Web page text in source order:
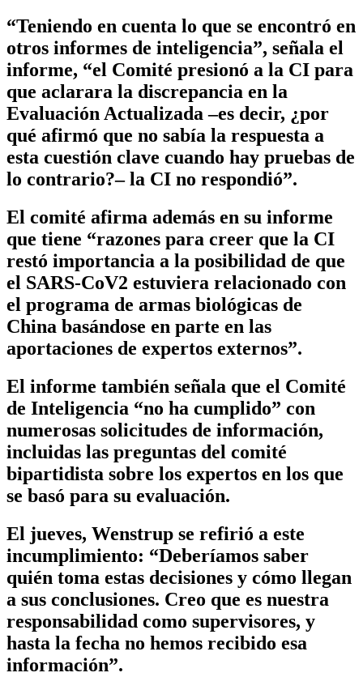
“Teniendo en cuenta lo que se encontró en
otros informes de inteligencia”, señala el
informe, “el Comité presionó a la CI para
que aclarara la discrepancia en la
Evaluación Actualizada –es decir, ¿por
qué afirmó que no sabía la respuesta a
esta cuestión clave cuando hay pruebas de
lo contrario?– la CI no respondió”.
El comité afirma además en su informe
que tiene “razones para creer que la CI
restó importancia a la posibilidad de que
el SARS-CoV2 estuviera relacionado con
el programa de armas biológicas de
China basándose en parte en las
aportaciones de expertos externos”.
El informe también señala que el Comité
de Inteligencia “no ha cumplido” con
numerosas solicitudes de información,
incluidas las preguntas del comité
bipartidista sobre los expertos en los que
se basó para su evaluación.
El jueves, Wenstrup se refirió a este
incumplimiento: “Deberíamos saber
quién toma estas decisiones y cómo llegan
a sus conclusiones. Creo que es nuestra
responsabilidad como supervisores, y
hasta la fecha no hemos recibido esa
información”.